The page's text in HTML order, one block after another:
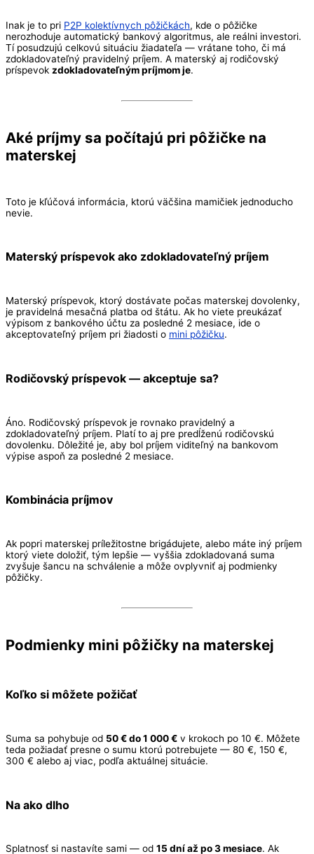
Inak je to pri P2P kolektívnych pôžičkách, kde o pôžičke
nerozhoduje automatický bankový algoritmus, ale reálni investori.
Tí posudzujú celkovú situáciu žiadateľa — vrátane toho, či má
zdokladovateľný pravidelný príjem. A materský aj rodičovský
príspevok zdokladovateľným príjmom je.
Aké príjmy sa počítajú pri pôžičke na
materskej
Toto je kľúčová informácia, ktorú väčšina mamičiek jednoducho
nevie.
Materský príspevok ako zdokladovateľný príjem
Materský príspevok, ktorý dostávate počas materskej dovolenky,
je pravidelná mesačná platba od štátu. Ak ho viete preukázať
výpisom z bankového účtu za posledné 2 mesiace, ide o
akceptovateľný príjem pri žiadosti o mini pôžičku.
Rodičovský príspevok — akceptuje sa?
Áno. Rodičovský príspevok je rovnako pravidelný a
zdokladovateľný príjem. Platí to aj pre predĺženú rodičovskú
dovolenku. Dôležité je, aby bol príjem viditeľný na bankovom
výpise aspoň za posledné 2 mesiace.
Kombinácia príjmov
Ak popri materskej príležitostne brigádujete, alebo máte iný príjem
ktorý viete doložiť, tým lepšie — vyššia zdokladovaná suma
zvyšuje šancu na schválenie a môže ovplyvniť aj podmienky
pôžičky.
Podmienky mini pôžičky na materskej
Koľko si môžete požičať
Suma sa pohybuje od 50 € do 1 000 € v krokoch po 10 €. Môžete
teda požiadať presne o sumu ktorú potrebujete — 80 €, 150 €,
300 € alebo aj viac, podľa aktuálnej situácie.
Na ako dlho
Splatnosť si nastavíte sami — od 15 dní až po 3 mesiace. Ak